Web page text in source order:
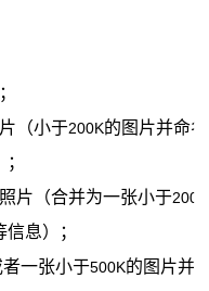
（小于200K的图片并命
片（合并为一张小于200K
息）；
者一张小于500K的图片并